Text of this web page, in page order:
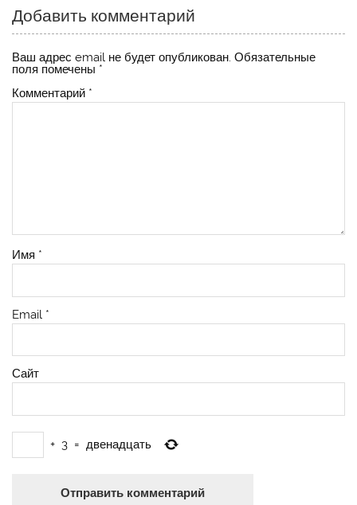
Добавить комментарий
Ваш адрес email не будет опубликован. Обязательные
поля помечены *
Комментарий *
Имя *
Email *
Сайт
+ 3 = двенадцать